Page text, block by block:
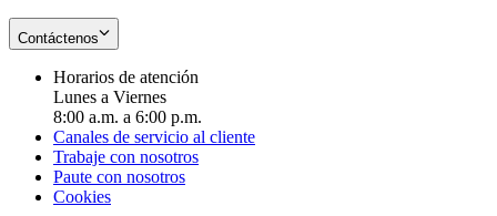
Contáctenos
Horarios de atención
Lunes a Viernes
8:00 a.m. a 6:00 p.m.
Canales de servicio al cliente
Trabaje con nosotros
Paute con nosotros
Cookies